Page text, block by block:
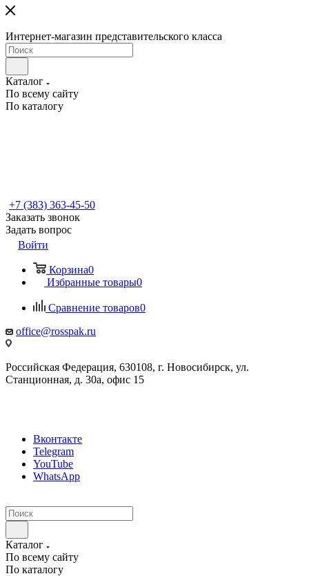
Интернет-магазин представительского класса
Каталог
По всему сайту
По каталогу
+7 (383) 363-45-50
Заказать звонок
Задать вопрос
Войти
Корзина0
Избранные товары0
Сравнение товаров0
office@rosspak.ru
Российская Федерация, 630108, г. Новосибирск, ул.
Станционная, д. 30а, офис 15
Вконтакте
Telegram
YouTube
WhatsApp
Каталог
По всему сайту
По каталогу